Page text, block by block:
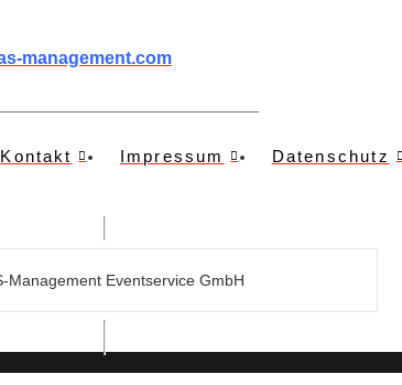
management.com
Kontakt Impressum Datenschutz